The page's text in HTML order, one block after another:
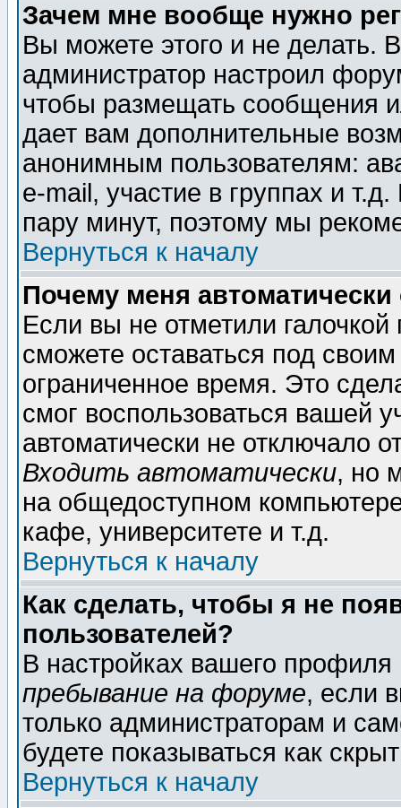
Зачем мне вообще нужно
Вы можете этого и не делать.
администратор настроил
чтобы размещать сообщения
дает вам дополнительные
анонимным пользователям:
e-mail, участие в группах и
пару минут, поэтому мы
Вернуться к началу
Почему меня автоматически
Если вы не отметили галочкой
сможете оставаться под
ограниченное время. Это
смог воспользоваться вашей
автоматически не отключало
Входить автоматически, но
на общедоступном
кафе, университете и т.д.
Вернуться к началу
Как сделать, чтобы я не
пользователей?
В настройках вашего
пребывание на форуме, если
только администраторам и
будете показываться как
Вернуться к началу